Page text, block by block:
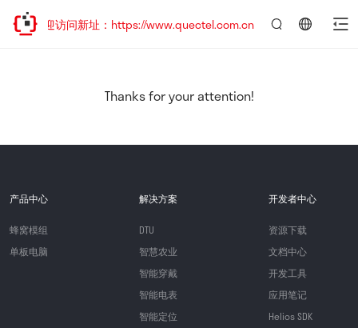
移，欢迎访问新址：https://www.quectel.com.cn
Thanks for your attention!
产品中心
蜂窝模组
单板电脑
解决方案
DTU
智慧农业
智能穿戴
智能电表
智能定位
开发者中心
资源下载
文档中心
开发工具
应用笔记
Helios SDK